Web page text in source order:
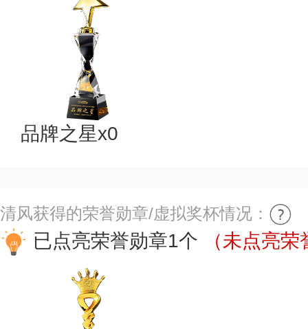
品牌之星x0
清风获得的荣誉勋章/虚拟奖杯情况：
已点亮荣誉勋章1个 （未点亮